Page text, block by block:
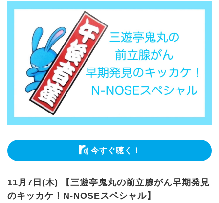
今すぐ聴く！
11月7日(木) 【三遊亭鬼丸の前立腺がん早期発見
のキッカケ！N-NOSEスペシャル】